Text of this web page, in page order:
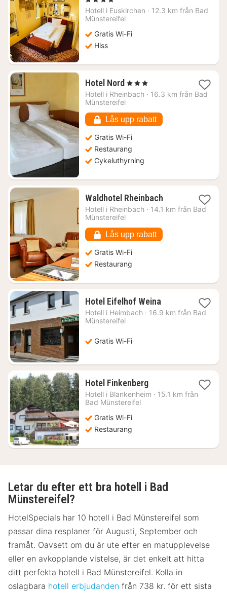
från
Hotell i Euskirchen · 12.3 km från Bad
Münstereifel
Gratis Wi-Fi
Hiss
Hotel Nord 1
natt
kr.
, 3 Stjärnor
Hotell i Rheinbach · 16.3 km från Bad
Münstereifel
Lås upp rabatt
Gratis Wi-Fi
Restaurang
Cykeluthyrning
Waldhotel Rheinbach1
natt
kr.
Hotell i Rheinbach · 14.1 km från Bad
Münstereifel
Lås upp rabatt
Gratis Wi-Fi
Restaurang
Hotel Eifelhof Weina1
natt
Hotell i Heimbach · 16.9 km från Bad
Münstereifel
Gratis Wi-Fi
Hotel Finkenberg1
natt
Hotell i Blankenheim · 15.1 km från
Bad Münstereifel
Gratis Wi-Fi
Restaurang
Letar du efter ett bra hotell i Bad
Münstereifel?
HotelSpecials har 10 hotell i Bad Münstereifel som
passar dina resplaner för Augusti, September och
framåt. Oavsett om du är ute efter en matupplevelse
eller en avkopplande vistelse, är det enkelt att hitta
ditt perfekta hotell i Bad Münstereifel. Kolla in
oslagbara hotell erbjudanden från 738 kr. för ett sista